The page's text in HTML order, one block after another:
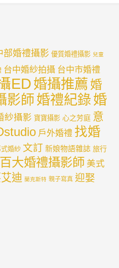
部婚禮攝影 優質婚禮攝影 兒童
台中婚紗拍攝 台中市婚禮
ED婚攝推薦 婚
影師 婚禮紀錄婚
紗攝影 寶寶攝影 心之芳庭 意
戶外婚禮 找婚
婚紗 文訂 新娘物語雜誌 旅行
百大婚禮攝影師 美式
迪 蘭克斯特 親子寫真 迎娶